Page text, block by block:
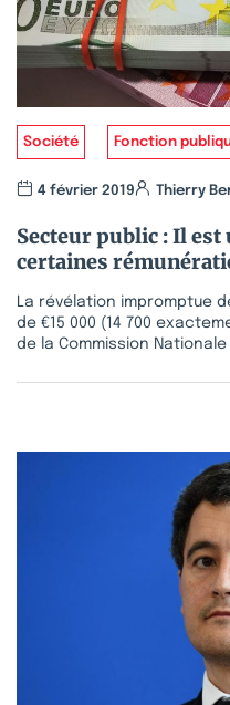
Société Fonction
4 février 2019 Thierry
Secteur public : Il
certaines
La révélation impromptue
de €15 000 (14 700
de la Commission